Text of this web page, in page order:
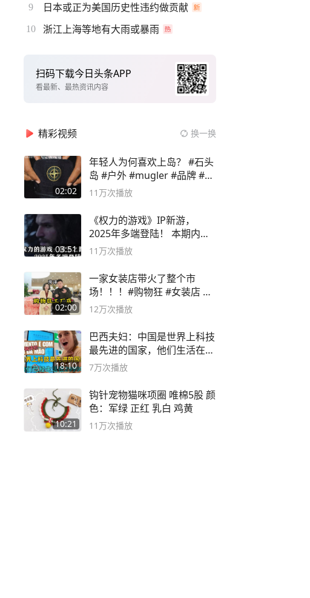
9 日本或正为美国历史性违约做贡献
10 浙江上海等地有大雨或暴雨
扫码下载今日头条APP
看最新、最热资讯内容
精彩视频 换一换
02:02
年轻人为何喜欢上岛？ #石头
岛 #户外 #mugler #品牌 #足
球流氓
11万次播放
03:51
《权力的游戏》IP新游，
2025年多端登陆！ 本期内容
概要
11万次播放
02:00
一家女装店带火了整个市
场！！！#购物狂 #女装店 #
高品质女装
12万次播放
18:10
巴西夫妇：中国是世界上科技
最先进的国家，他们生活在
2999年
7万次播放
10:21
钩针宠物猫咪项圈 唯棉5股 颜
色：军绿 正红 乳白 鸡黄
11万次播放